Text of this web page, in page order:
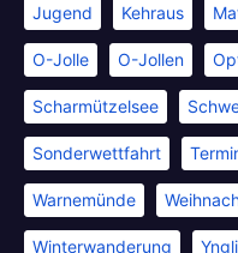
Jugend Kehraus
O-Jolle O-Jollen
Scharmützelsee
Sonderwettfahrt
Warnemünde
Winterwanderung